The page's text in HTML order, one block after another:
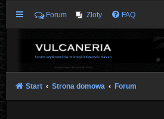
Forum Zloty FAQ
Start Strona domowa Forum